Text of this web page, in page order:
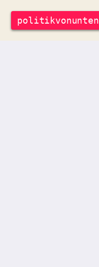
politikvonunten